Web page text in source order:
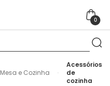
0
Mesa e Cozinha
Acessórios
de
cozinha